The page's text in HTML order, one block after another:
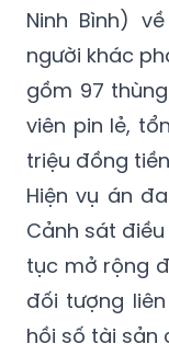
Ninh Bình)
người khác
gồm 97
viên pin lẻ,
triệu đồng
Hiện vụ án
Cảnh sát
tục mở rộng
đối tượng
hồi số tài sản